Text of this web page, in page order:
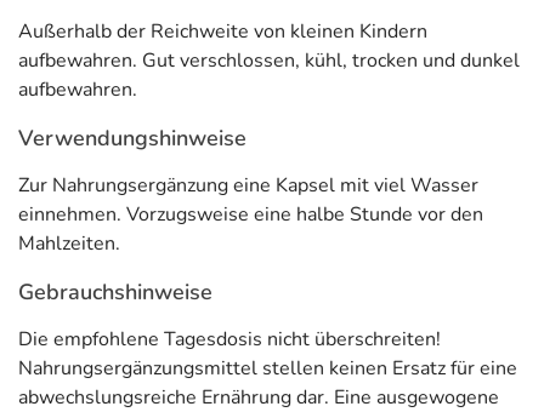
Außerhalb der Reichweite von kleinen Kindern
aufbewahren. Gut verschlossen, kühl, trocken und dunkel
aufbewahren.
Verwendungshinweise
Zur Nahrungsergänzung eine Kapsel mit viel Wasser
einnehmen. Vorzugsweise eine halbe Stunde vor den
Mahlzeiten.
Gebrauchshinweise
Die empfohlene Tagesdosis nicht überschreiten!
Nahrungsergänzungsmittel stellen keinen Ersatz für eine
abwechslungsreiche Ernährung dar. Eine ausgewogene